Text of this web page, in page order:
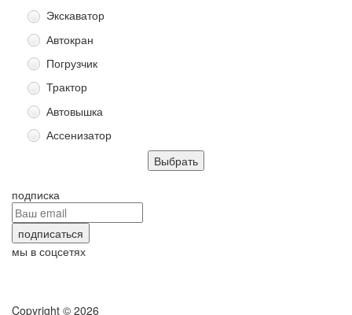
Экскаватор
Автокран
Погрузчик
Трактор
Автовышка
Ассенизатор
подписка
мы в соцсетях
Copyright © 2026